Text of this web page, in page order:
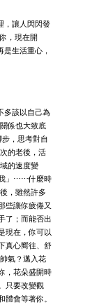
，讓人閃閃發
，現在開
生活重心，
多該以自己為
係也大致底
，思考對自
的老後，活
的速度變
我」⋯⋯什麼時
，雖然許多
些讓你疲倦又
了；而能否出
現在，你可以
真心嚮往、舒
氣？邁入花
，花朵盛開時
只要改變觀
體會等著你。